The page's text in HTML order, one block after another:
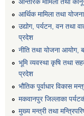
आर्थिक मामिला तथा
उद्योग, पर्यटन, वन तथा
प्रदेश
नीति तथा योजना आयोग,
भूमि व्यवस्था कृषि तथा
प्रदेश
भौतिक पूर्वाधार विकास
मकवानपुर जिल्लाका
मुख्य मन्त्री तथा